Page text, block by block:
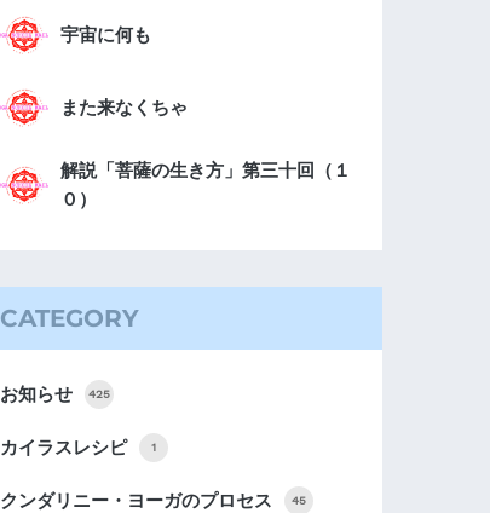
宇宙に何も
また来なくちゃ
解説「菩薩の生き方」第三十回（１
０）
CATEGORY
お知らせ 425
カイラスレシピ 1
クンダリニー・ヨーガのプロセス 45